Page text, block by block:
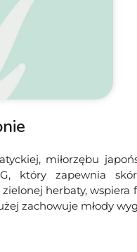
miłorzębu
który zapewnia
herbaty,
zachowuje młody